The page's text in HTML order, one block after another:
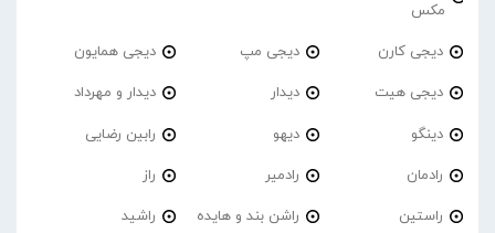
مکس
دیجی کارن دیجی مپ دیجی همایون
دیجی هیت دیدار دیدار و مهرداد
دینگو دیهو رابین رضایی
رادمان رادمیر راز
راستین راشن بند و هایده راشید